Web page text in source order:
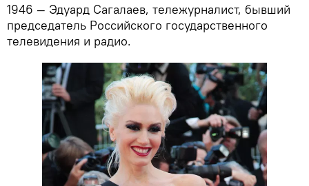
1946 — Эдуард Сагалаев, тележурналист, бывший
председатель Российского государственного
телевидения и радио.